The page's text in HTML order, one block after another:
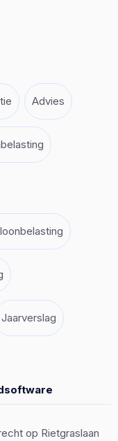
Advies
Jaarverslag
op Rietgraslaan